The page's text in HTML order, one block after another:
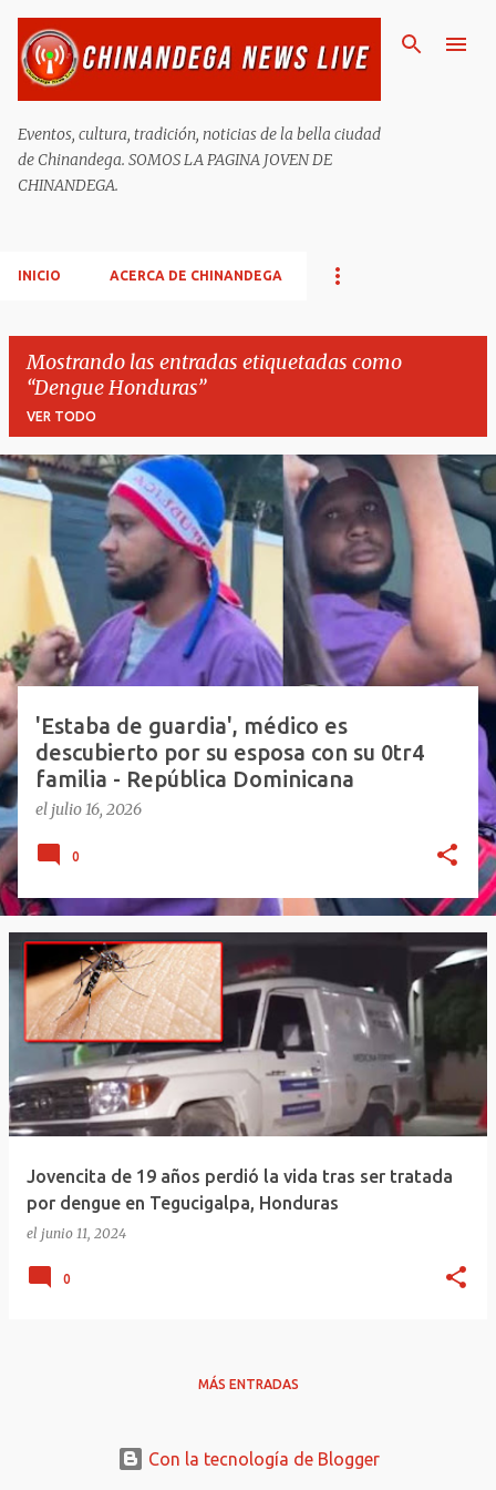
Eventos, cultura, tradición, noticias de la bella ciudad
de Chinandega. SOMOS LA PAGINA JOVEN DE
CHINANDEGA.
INICIO ACERCA DE CHINANDEGA
Mostrando las entradas etiquetadas como
Dengue Honduras
VER TODO
E
d
a
s
'Estaba de guardia', médico es
descubierto por su esposa con su 0tr4
familia - República Dominicana
el julio 16, 2026
0
Jovencita de 19 años perdió la vida tras ser tratada
por dengue en Tegucigalpa, Honduras
el junio 11, 2024
0
MÁS ENTRADAS
Con la tecnología de Blogger